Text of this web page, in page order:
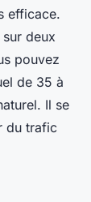
efficace.
deux
pouvez
de 35 à
Il se
du trafic